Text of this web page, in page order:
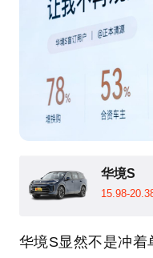
华境S
15.98-
华境S显然不是冲着